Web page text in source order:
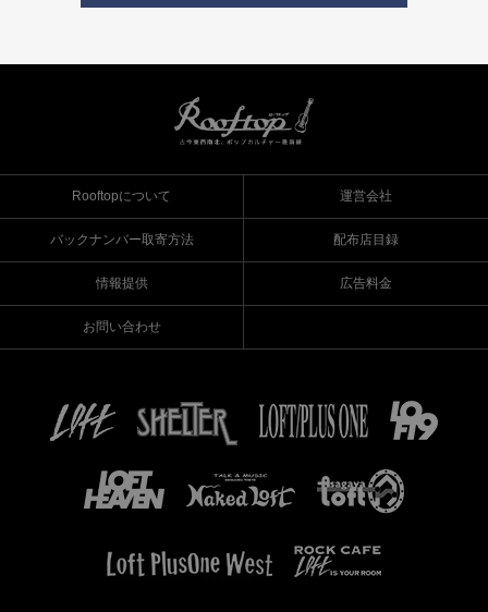
Rooftopについて 運営会社
バックナンバー取寄方法 配布店目録
情報提供 広告料金
お問い合わせ